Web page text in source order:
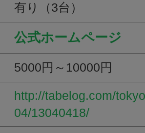
有り（3台）
公式ホームページ
5000円～10000円
http://tabelog.com/
04/13040418/